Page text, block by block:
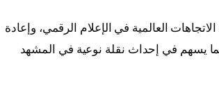
العالمية في الإعلام الرقمي، وإعادة
بما يسهم في إحداث نقلة نوعية في المشهد